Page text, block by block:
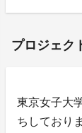
プロジェク
東京女子大
ちしており